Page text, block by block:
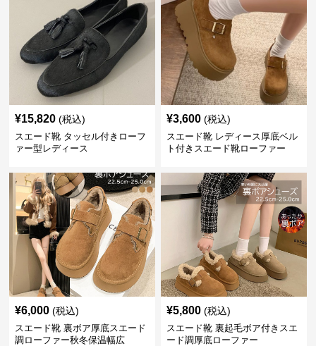
¥15,820 (税込)
スエード靴 タッセル付きローフ
ァー型レディース
¥3,600 (税込)
スエード靴 レディース厚底ベル
ト付きスエード靴ローファー
¥6,000 (税込)
スエード靴 裏ボア厚底スエード
調ローファー秋冬保温幅広
¥5,800 (税込)
スエード靴 裏起毛ボア付きスエ
ード調厚底ローファー